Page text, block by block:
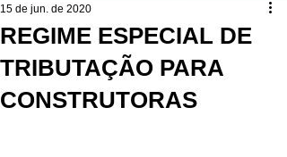
REGIME ESPECIAL DE
TRIBUTAÇÃO PARA
CONSTRUTORAS
15 de jun. de 2020